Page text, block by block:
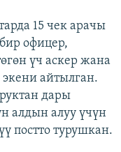
15 чек арачы
офицер,
үч аскер жана
айтылган.
дары
алдын алуу үчүн
постто турушкан.